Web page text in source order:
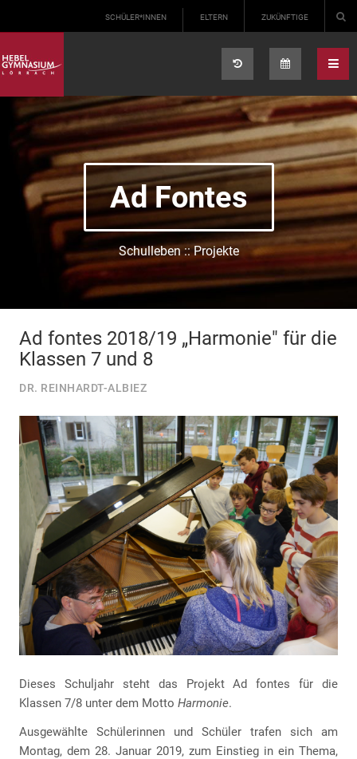
SCHÜLER*INNEN ELTERN ZUKÜNFTIGE
Ad Fontes
Schulleben :: Projekte
Ad fontes 2018/19 „Harmonie" für die
Klassen 7 und 8
DR. REINHARDT-ALBIEZ
Dieses Schuljahr steht das Projekt Ad fontes für die
Klassen 7/8 unter dem Motto Harmonie.
Ausgewählte Schülerinnen und Schüler trafen sich am
Montag, dem 28. Januar 2019, zum Einstieg in ein Thema,